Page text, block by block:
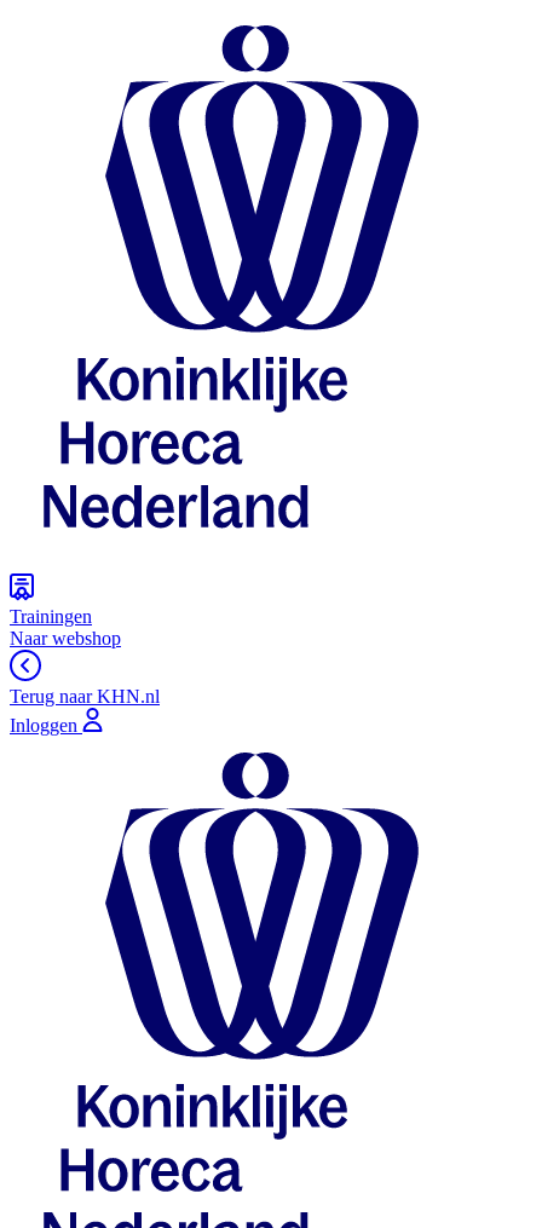
Trainingen
Naar webshop
Terug naar KHN.nl
Inloggen